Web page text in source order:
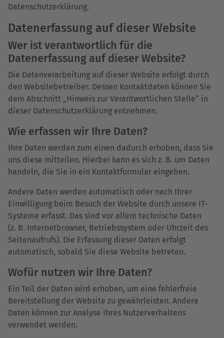
Datenschutzerklärung.
Datenerfassung auf dieser Website
Wer ist verantwortlich für die
Datenerfassung auf dieser Website?
Die Datenverarbeitung auf dieser Website erfolgt durch
den Websitebetreiber. Dessen Kontaktdaten können Sie
dem Abschnitt „Hinweis zur Verantwortlichen Stelle“ in
dieser Datenschutzerklärung entnehmen.
Wie erfassen wir Ihre Daten?
Ihre Daten werden zum einen dadurch erhoben, dass Sie
uns diese mitteilen. Hierbei kann es sich z. B. um Daten
handeln, die Sie in ein Kontaktformular eingeben.
Andere Daten werden automatisch oder nach Ihrer
Einwilligung beim Besuch der Website durch unsere IT-
Systeme erfasst. Das sind vor allem technische Daten
(z. B. Internetbrowser, Betriebssystem oder Uhrzeit des
Seitenaufrufs). Die Erfassung dieser Daten erfolgt
automatisch, sobald Sie diese Website betreten.
Wofür nutzen wir Ihre Daten?
Ein Teil der Daten wird erhoben, um eine fehlerfreie
Bereitstellung der Website zu gewährleisten. Andere
Daten können zur Analyse Ihres Nutzerverhaltens
verwendet werden.